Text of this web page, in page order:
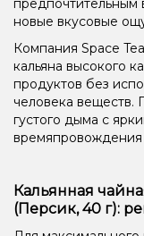
новые вкусовые
Компания Space
кальяна высокого
продуктов без
человека веществ.
густого дыма с
времяпровождения
Кальянная
(Персик, 40 г):